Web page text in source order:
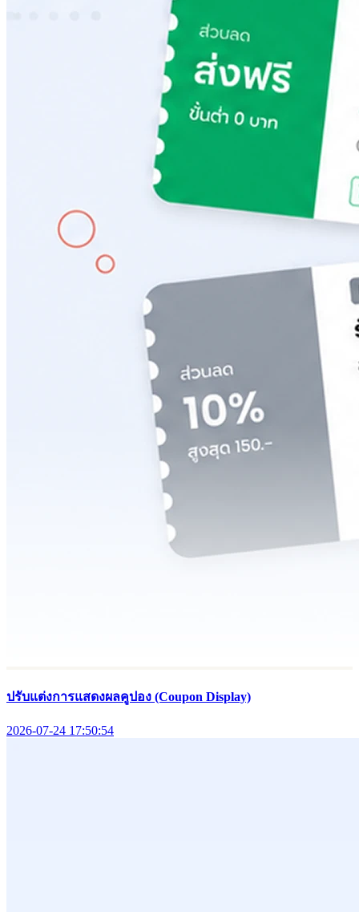
ปรับแต่งการแสดงผลคูปอง (Coupon Display)
2026-07-24 17:50:54